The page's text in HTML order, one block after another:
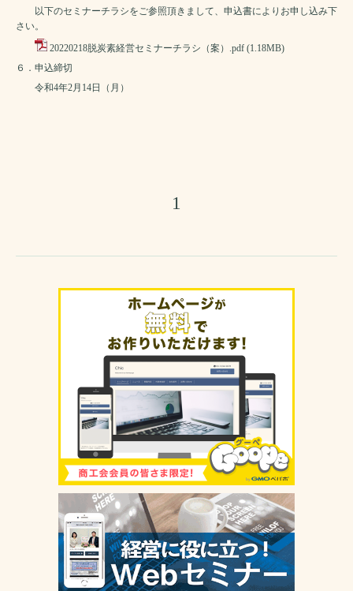
以下のセミナーチラシをご参照頂きまして、申込書によりお申し込み下
さい。
20220218脱炭素経営セミナーチラシ（案）.pdf (1.18MB)
６．申込締切
令和4年2月14日（月）
1